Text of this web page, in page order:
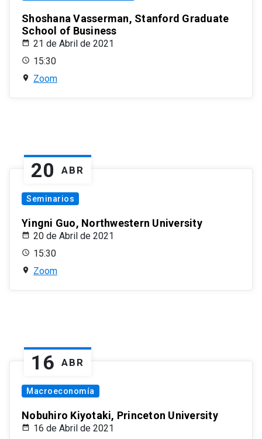
Shoshana Vasserman, Stanford Graduate
School of Business
21 de Abril de 2021
15:30
Zoom
20 ABR
Seminarios
Yingni Guo, Northwestern University
20 de Abril de 2021
15:30
Zoom
16 ABR
Macroeconomía
Nobuhiro Kiyotaki, Princeton University
16 de Abril de 2021